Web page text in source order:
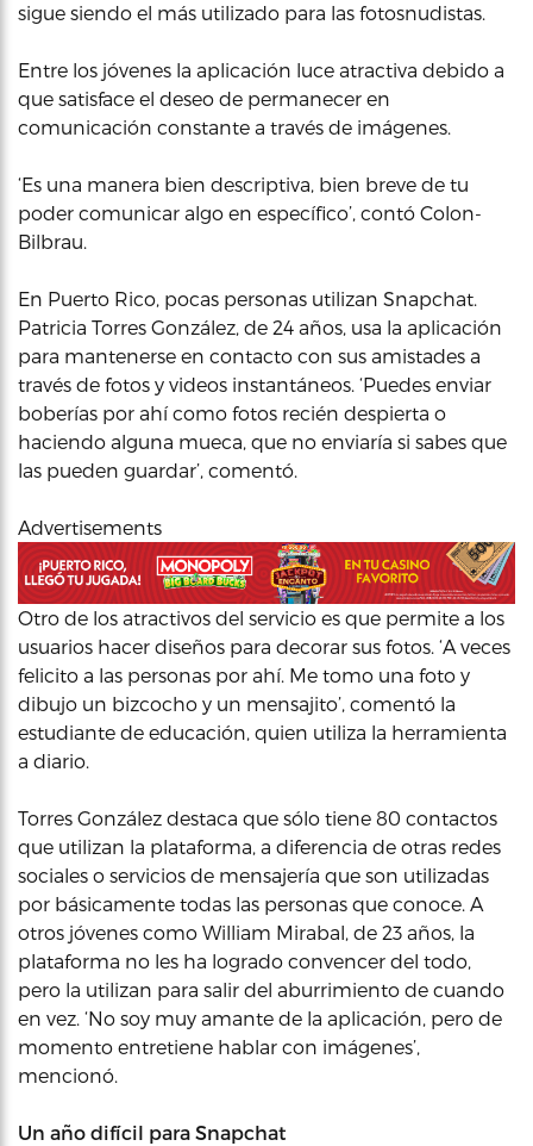
sigue siendo el más utilizado para las fotosnudistas.
Entre los jóvenes la aplicación luce atractiva debido a
que satisface el deseo de permanecer en
comunicación constante a través de imágenes.
‘Es una manera bien descriptiva, bien breve de tu
poder comunicar algo en específico’, contó Colon-
Bilbrau.
En Puerto Rico, pocas personas utilizan Snapchat.
Patricia Torres González, de 24 años, usa la aplicación
para mantenerse en contacto con sus amistades a
través de fotos y videos instantáneos. ‘Puedes enviar
boberías por ahí como fotos recién despierta o
haciendo alguna mueca, que no enviaría si sabes que
las pueden guardar’, comentó.
Advertisements
Otro de los atractivos del servicio es que permite a los
usuarios hacer diseños para decorar sus fotos. ‘A veces
felicito a las personas por ahí. Me tomo una foto y
dibujo un bizcocho y un mensajito’, comentó la
estudiante de educación, quien utiliza la herramienta
a diario.
Torres González destaca que sólo tiene 80 contactos
que utilizan la plataforma, a diferencia de otras redes
sociales o servicios de mensajería que son utilizadas
por básicamente todas las personas que conoce. A
otros jóvenes como William Mirabal, de 23 años, la
plataforma no les ha logrado convencer del todo,
pero la utilizan para salir del aburrimiento de cuando
en vez. ‘No soy muy amante de la aplicación, pero de
momento entretiene hablar con imágenes’,
mencionó.
Un año difícil para Snapchat